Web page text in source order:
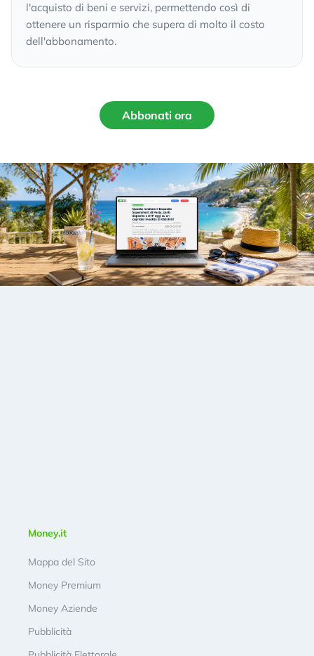
l'acquisto di beni e servizi, permettendo così di
ottenere un risparmio che supera di molto il costo
dell'abbonamento.
Abbonati ora
Money.it
Mappa del Sito
Money Premium
Money Aziende
Pubblicità